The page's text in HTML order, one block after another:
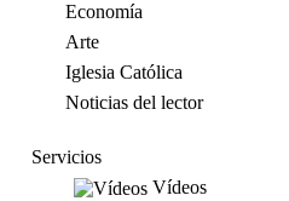
Economía
Arte
Iglesia Católica
Noticias del lector
Servicios
Vídeos